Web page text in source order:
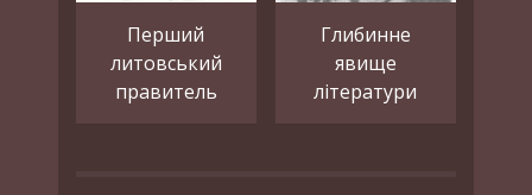
Перший
литовський
правитель
Глибинне
явище
літератури